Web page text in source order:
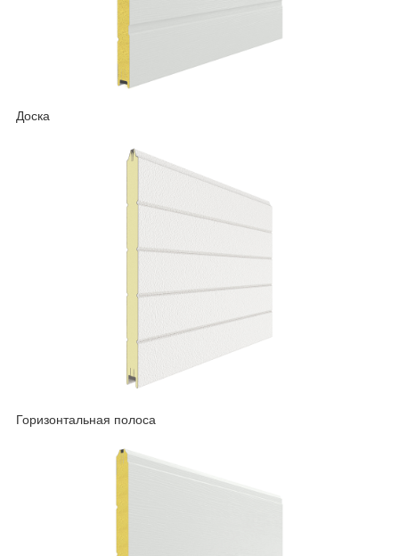
Доска
Горизонтальная полоса